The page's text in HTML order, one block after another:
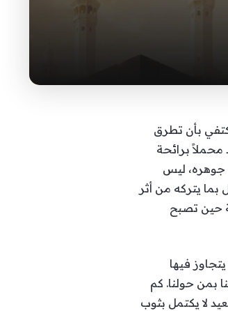
بأن تطرق
محملاً برائحة
جوهره، ليس
يتركه من أثر
حين تصبح
فيها
بمن حولنا. كم
لا يكتمل بثوب